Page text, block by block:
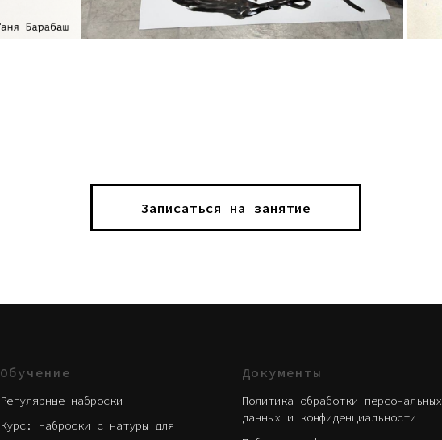
Записаться на занятие
Обучение
Регулярные наброски
Курс: Наброски с натуры для
Документы
Политика обработки персональных
данных и конфиденциальности